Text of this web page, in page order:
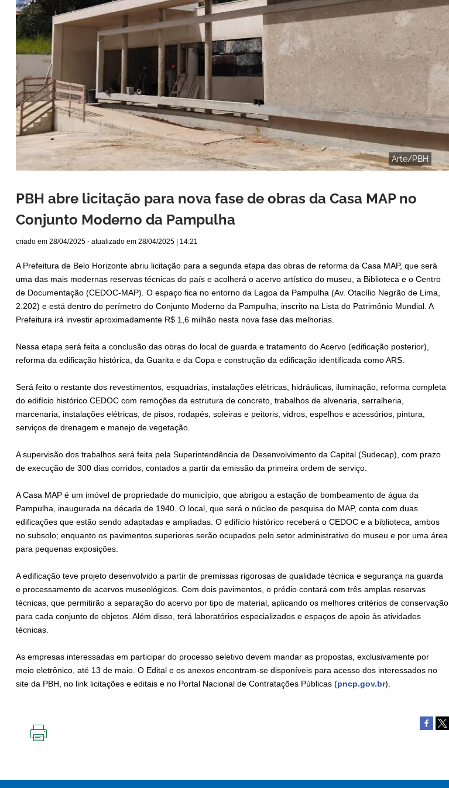
Arte/PBH
PBH abre licitação para nova fase de obras da Casa MAP no
Conjunto Moderno da Pampulha
criado em 28/04/2025 - atualizado em 28/04/2025 | 14:21
A Prefeitura de Belo Horizonte abriu licitação para a segunda etapa das obras de reforma da Casa MAP, que será
uma das mais modernas reservas técnicas do país e acolherá o acervo artístico do museu, a Biblioteca e o Centro
de Documentação (CEDOC-MAP). O espaço fica no entorno da Lagoa da Pampulha (Av. Otacílio Negrão de Lima,
2.202) e está dentro do perímetro do Conjunto Moderno da Pampulha, inscrito na Lista do Patrimônio Mundial. A
Prefeitura irá investir aproximadamente R$ 1,6 milhão nesta nova fase das melhorias.
Nessa etapa será feita a conclusão das obras do local de guarda e tratamento do Acervo (edificação posterior),
reforma da edificação histórica, da Guarita e da Copa e construção da edificação identificada como ARS.
Será feito o restante dos revestimentos, esquadrias, instalações elétricas, hidráulicas, iluminação, reforma completa
do edifício histórico CEDOC com remoções da estrutura de concreto, trabalhos de alvenaria, serralheria,
marcenaria, instalações elétricas, de pisos, rodapés, soleiras e peitoris, vidros, espelhos e acessórios, pintura,
serviços de drenagem e manejo de vegetação.
A supervisão dos trabalhos será feita pela Superintendência de Desenvolvimento da Capital (Sudecap), com prazo
de execução de 300 dias corridos, contados a partir da emissão da primeira ordem de serviço.
A Casa MAP é um imóvel de propriedade do município, que abrigou a estação de bombeamento de água da
Pampulha, inaugurada na década de 1940. O local, que será o núcleo de pesquisa do MAP, conta com duas
edificações que estão sendo adaptadas e ampliadas. O edifício histórico receberá o CEDOC e a biblioteca, ambos
no subsolo; enquanto os pavimentos superiores serão ocupados pelo setor administrativo do museu e por uma área
para pequenas exposições.
A edificação teve projeto desenvolvido a partir de premissas rigorosas de qualidade técnica e segurança na guarda
e processamento de acervos museológicos. Com dois pavimentos, o prédio contará com três amplas reservas
técnicas, que permitirão a separação do acervo por tipo de material, aplicando os melhores critérios de conservação
para cada conjunto de objetos. Além disso, terá laboratórios especializados e espaços de apoio às atividades
técnicas.
As empresas interessadas em participar do processo seletivo devem mandar as propostas, exclusivamente por
meio eletrônico, até 13 de maio. O Edital e os anexos encontram-se disponíveis para acesso dos interessados no
site da PBH, no link licitações e editais e no Portal Nacional de Contratações Públicas (pncp.gov.br).